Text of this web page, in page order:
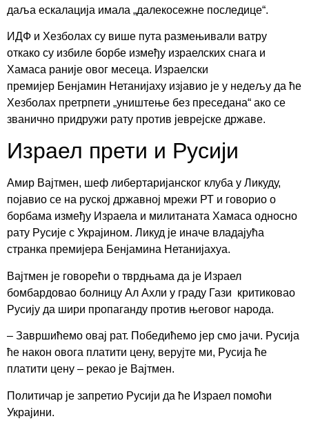
даља ескалација имала „далекосежне последице“.
ИДФ и Хезболах су више пута размењивали ватру
откако су избиле борбе између израелских снага и
Хамаса раније овог месеца. Израелски
премијер Бенјамин Нетанијаху изјавио је у недељу да ће
Хезболах претрпети „уништење без преседана“ ако се
званично придружи рату против јеврејске државе.
Израел прети и Русији
Амир Вајтмен, шеф либертаријанског клуба у Ликуду,
појавио се на руској државној мрежи РТ и говорио о
борбама између Израела и милитаната Хамаса односно
рату Русије с Украјином. Ликуд је иначе владајућа
странка премијера Бенјамина Нетанијахуа.
Вајтмен је говорећи о тврдњама да је Израел
бомбардовао болницу Ал Ахли у граду Гази критиковао
Русију да шири пропаганду против његовог народа.
– Завршићемо овај рат. Победићемо јер смо јачи. Русија
ће након овога платити цену, верујте ми, Русија ће
платити цену – рекао је Вајтмен.
Политичар је запретио Русији да ће Израел помоћи
Украјини.